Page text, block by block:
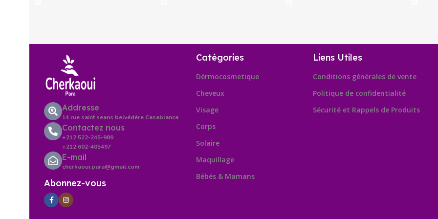
Addresse
14 rue saint seans belvédère Casablanca
Contactez nous
+212 522-245-989
+212 602-405497
E-mail
cherkaoui.para@gmail.com
Abonnez-vous
Catégories
Dérmocosmetique
Cheveux
Visage
Corps
Solaire
Maquillage
Bébés & Mamans
Liens Utiles
Conditions générales de vente
Politique de confidentialité
Sécurité et Rappels de Produits